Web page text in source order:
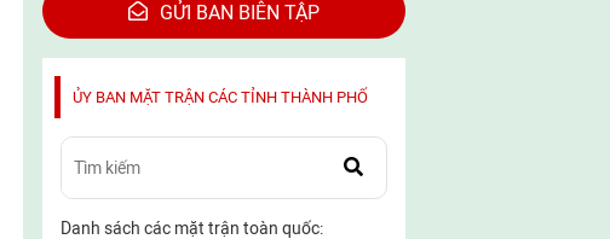
GỬI BAN BIÊN TẬP
ỦY BAN MẶT TRẬN CÁC TỈNH THÀNH PHỐ
Danh sách các mặt trận toàn quốc: